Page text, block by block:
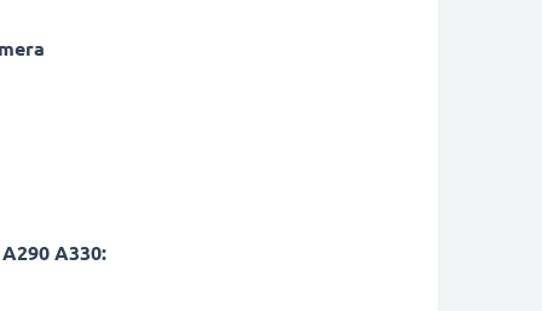
A330: